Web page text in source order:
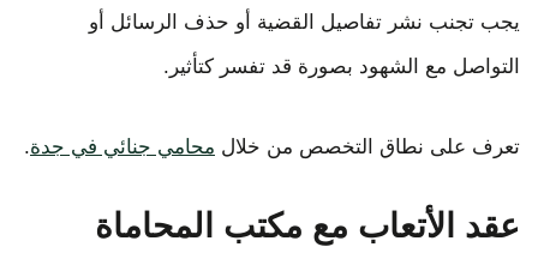
يجب تجنب نشر تفاصيل القضية أو حذف الرسائل أو
التواصل مع الشهود بصورة قد تفسر كتأثير.
تعرف على نطاق التخصص من خلال محامي جنائي في جدة.
عقد الأتعاب مع مكتب المحاماة